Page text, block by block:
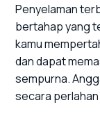
Penyelaman
bertahap yang
kamu
dan dapat
sempurna.
secara